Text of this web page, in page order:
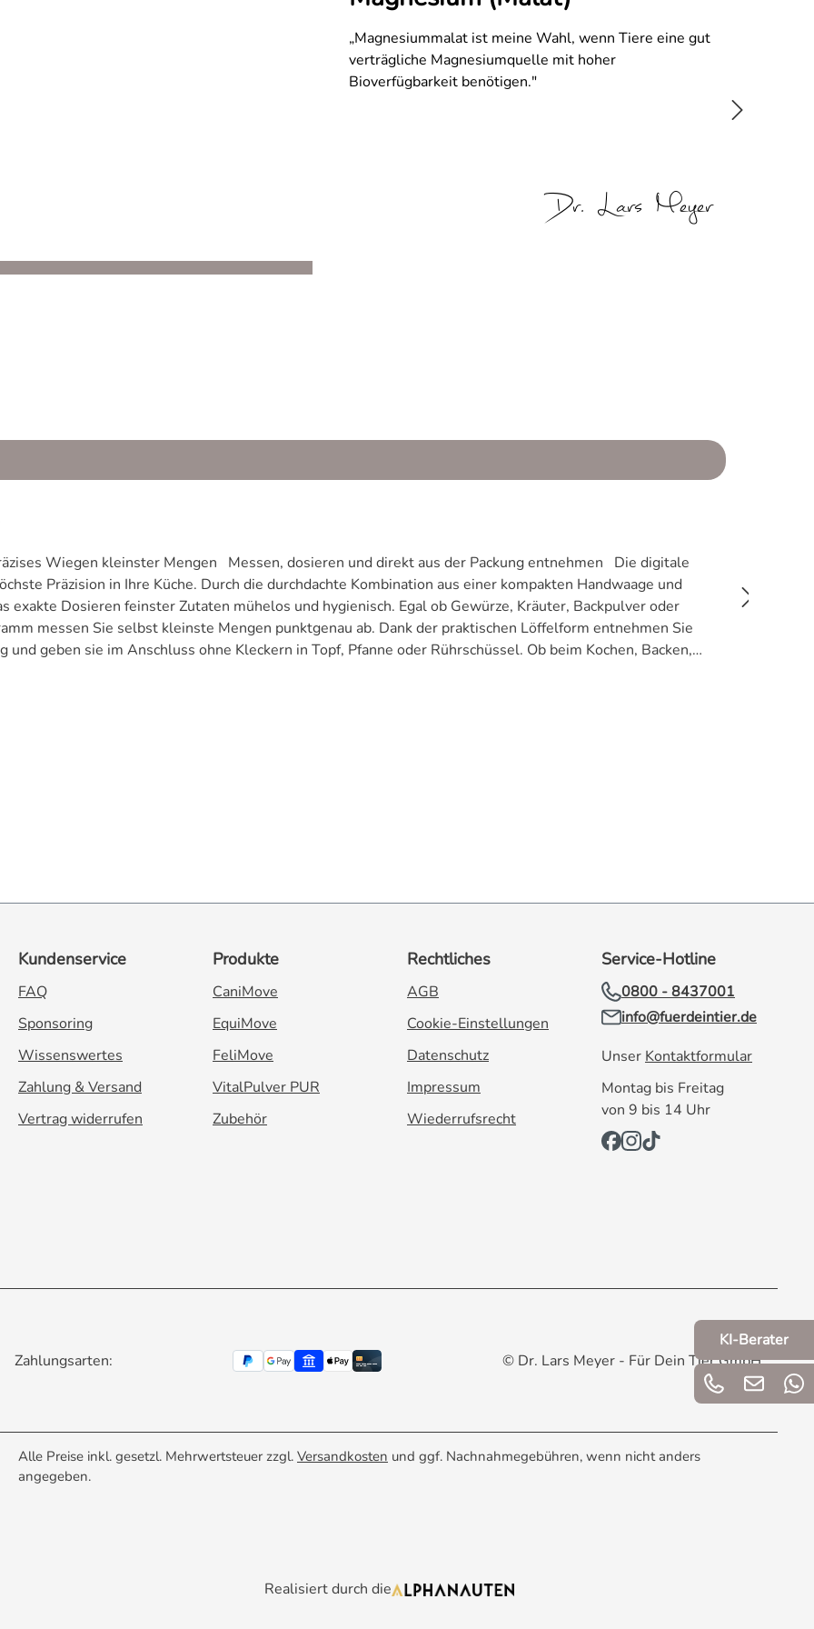
„Magnesiummalat ist meine Wahl, wenn Tiere eine gut
verträgliche Magnesiumquelle mit hoher
Bioverfügbarkeit benötigen."
Dr. Lars Meyer
und direkt aus der Packung entnehmen Die digitale
Präzision in Ihre Küche. Durch die durchdachte Kombination aus einer kompakten Handwaage und
Zutaten mühelos und hygienisch. Egal ob Gewürze, Kräuter, Backpulver oder
messen Sie selbst kleinste Mengen punktgenau ab. Dank der praktischen Löffelform entnehmen Sie
sie im Anschluss ohne Kleckern in Topf, Pfanne oder Rührschüssel. Ob beim Kochen, Backen,
oder im Hobbybereich – diese Handwaage verbindet funktionale Vielseitigkeit mit platzsparender
Klein 25 ml Ideal für intensive Gewürze, Safran,
(g, oz, gn, ct). Mit der praktischen **Tara-Funktion (Zuwiegen)** setzen
Sie mehrere Zutaten nacheinander im selben Löffel abwiegen. Die **Hold-Funktion** hält das
sein sollte. Geeignet für: Exaktes Abmessen von Koch- und Backzutaten
Abwiegen von Nahrungsergänzungsmitteln und Sportler-Pulver Präzisionswägungen im Hobby-
dank automatischer Abschaltung nach 1 Minute Tipp: Nutzen Sie die Hold-Funktion,
Messergebnis im Display gespeichert, selbst wenn Sie den Löffel aus der Packung herausziehen.
aus Edelstahl wischen Sie bei Bedarf leicht mit einem feuchten Tuch ab. Vorteile bei der
Reinigung Keine Beschädigungsgefahr für die Elektronik Hygiene durch glatte Kunststoff- und
Gramm (g), Unze
ein und halten Sie die
Löffelwaage
das
Löffelaufsätze unter fließendem Wasser. Achten Sie darauf, die maximale Tragkraft von 500 g
Kundenservice
FAQ
Sponsoring
Wissenswertes
Zahlung & Versand
Vertrag widerrufen
Produkte
CaniMove
EquiMove
FeliMove
VitalPulver PUR
Zubehör
Rechtliches
AGB
Cookie-Einstellungen
Datenschutz
Impressum
Wiederrufsrecht
Service-Hotline
0800 - 8437001
info@fuerdeintier.de
Unser Kontaktformular
Montag bis Freitag
von 9 bis 14 Uhr
Zahlungsarten: © Dr. Lars Meyer - Für Dein Tier GmbH
Alle Preise inkl. gesetzl. Mehrwertsteuer zzgl. Versandkosten und ggf. Nachnahmegebühren, wenn nicht anders
angegeben.
Realisiert durch die
KI-Berater